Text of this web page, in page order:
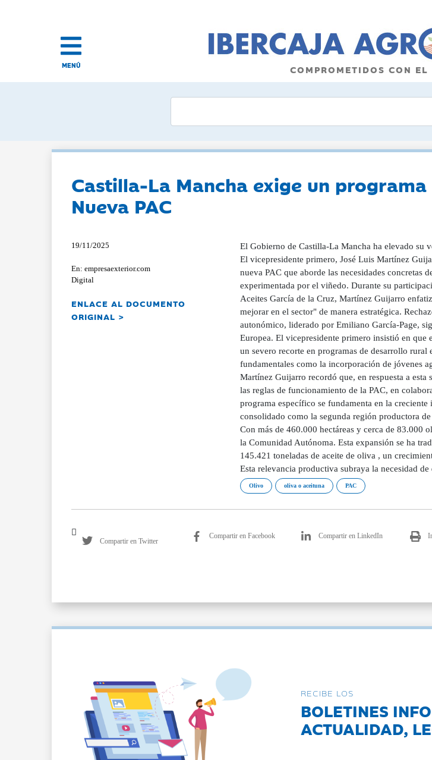
MENÚ COMPROMETIDOS CON EL
Castilla-La Mancha exige un
Nueva PAC
19/11/2025
En: empresaexterior.com
Digital
ENLACE AL DOCUMENTO
ORIGINAL >
El Gobierno de Castilla-La Mancha ha elevado su
El vicepresidente primero, José Luis Martínez
nueva PAC que aborde las necesidades
experimentada por el viñedo. Durante su
Aceites García de la Cruz, Martínez Guijarro
mejorar en el sector" de manera estratégica.
autonómico, liderado por Emiliano García-Page,
Europea. El vicepresidente primero insistió en
un severo recorte en programas de desarrollo rural
fundamentales como la incorporación de jóvenes
Martínez Guijarro recordó que, en respuesta a
las reglas de funcionamiento de la PAC, en
programa específico se fundamenta en la
consolidado como la segunda región productora
Con más de 460.000 hectáreas y cerca de 83.000
la Comunidad Autónoma. Esta expansión se ha
145.421 toneladas de aceite de oliva , un
Esta relevancia productiva subraya la necesidad
Olivo oliva o aceituna PAC
Compartir en Twitter
Compartir en Facebook Compartir en LinkedIn
RECIBE LOS
BOLETINES
ACTUALIDAD,